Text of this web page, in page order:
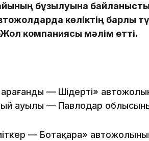
бұзылуына байланысты
көліктің барлық
компаниясы мәлім етті.
— Шідерті»
ауылы — Павлодар
— Ботақара»